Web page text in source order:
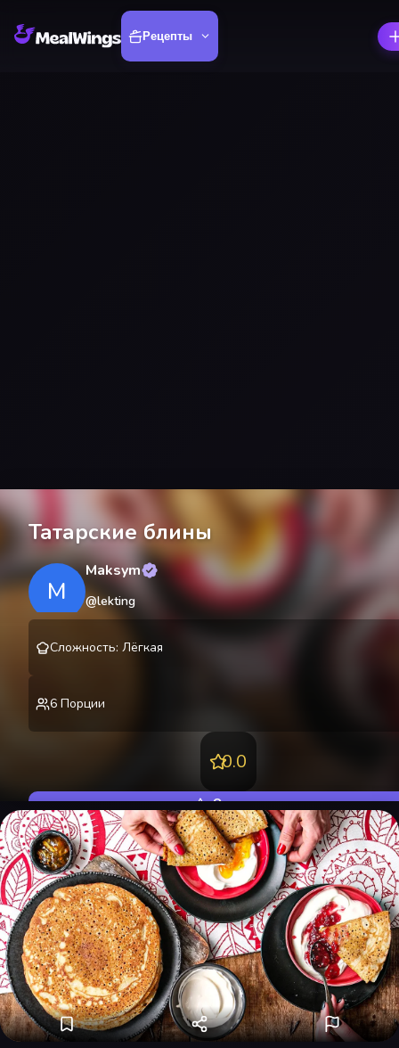
Рецепты
Татарские блины
M
Maksym
@lekting
Сложность: Лёгкая
6 Порции
0.0
Оценить